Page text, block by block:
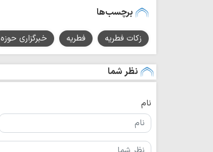
برچسب‌ها
زکات فطریه فطریه خبرگزاری حوزه
نظر شما
نام